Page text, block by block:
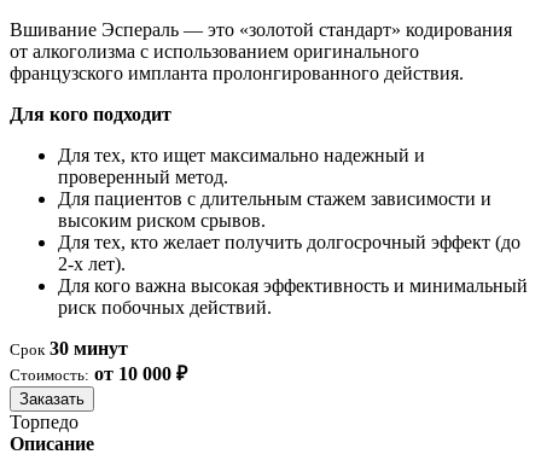
Вшивание Эспераль — это «золотой стандарт» кодирования
от алкоголизма с использованием оригинального
французского импланта пролонгированного действия.
Для кого подходит
Для тех, кто ищет максимально надежный и
проверенный метод.
Для пациентов с длительным стажем зависимости и
высоким риском срывов.
Для тех, кто желает получить долгосрочный эффект (до
2-х лет).
Для кого важна высокая эффективность и минимальный
риск побочных действий.
Срок 30 минут
Стоимость: от 10 000 ₽
Заказать
Торпедо
Описание